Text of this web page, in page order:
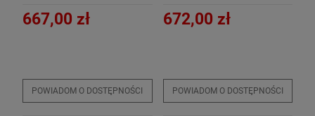
1501-3-PA
667,00 zł
POWIADOM O DOSTĘPNOŚCI
CZ
672,00 zł
POWIADOM O DOSTĘPNOŚCI